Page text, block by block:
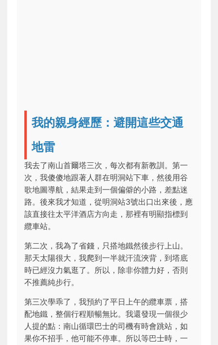
我的親身經歷：避開這些交通
地雷
我去了南山首爾塔三次，每次都有新教訓。第一
次，我傻傻地跟著人群在明洞站下車，然後用谷
歌地圖導航，結果走到一個偏僻的小路，差點迷
路。後來我才知道，從明洞站3號出口出來後，應
該直接往太平洋酒店方向走，那裡有明顯指標到
纜車站。
第二次，我為了省錢，只搭地鐵然後步行上山。
那天太陽很大，我爬到一半就汗流浹背，到塔底
時已經沒力氣逛了。所以，除非你體力好，否則
不推薦純步行。
第三次學乖了，我預約了平日上午的纜車票，搭
配地鐵，整個行程順暢無比。我還發現一個很少
人提的點：南山循環巴士的司機有時會跳站，如
果你不招手，他可能不停車。所以等巴士時，一